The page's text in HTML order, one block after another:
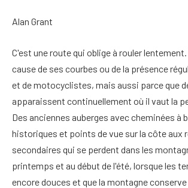
Alan Grant
C'est une route qui oblige à rouler
cause de ses courbes ou de la présence
et de motocyclistes, mais aussi parce que
apparaissent continuellement où il vaut la
Des anciennes auberges avec cheminées à
historiques et points de vue sur la côte aux
secondaires qui se perdent dans les
printemps et au début de l'été, lorsque les
encore douces et que la montagne